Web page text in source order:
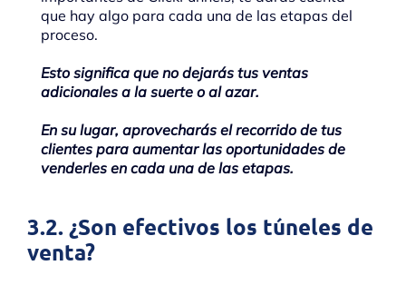
que hay algo para cada una de las etapas del
proceso.
Esto significa que no dejarás tus ventas
adicionales a la suerte o al azar.
En su lugar, aprovecharás el recorrido de tus
clientes para aumentar las oportunidades de
venderles en cada una de las etapas.
3.2. ¿Son efectivos los túneles de
venta?